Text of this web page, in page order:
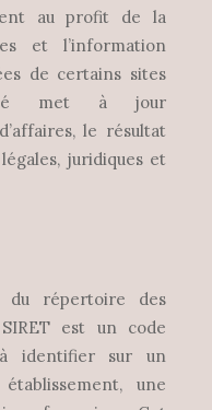
au profit de la
et l’information
de certains sites
met à jour
le résultat
juridiques et
du répertoire des
est un code
identifier sur un
une